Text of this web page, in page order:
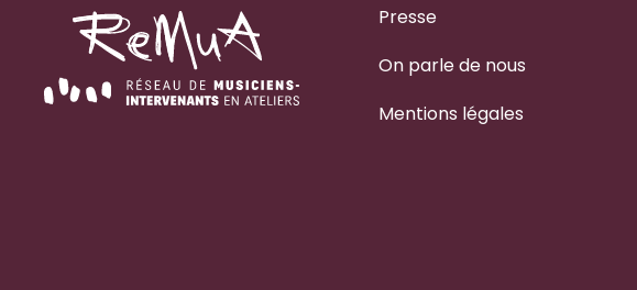
Presse
On parle de nous
Mentions légales